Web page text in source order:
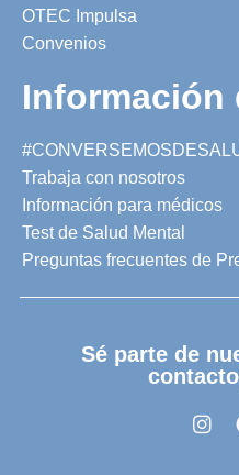
OTEC Impulsa
Convenios
Información
Trabaja con nosotros
Información para médicos
Test de Salud Mental
Preguntas frecuentes de
Sé parte de